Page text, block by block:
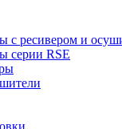
с ресивером и
серии RSE